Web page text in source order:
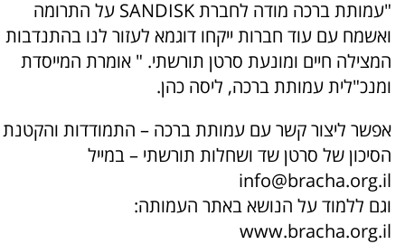
"עמותת ברכה מודה לחברת SANDISK על התרומה
ואשמח עם עוד חברות ייקחו דוגמא לעזור לנו בהתנדבות
המצילה חיים ומונעת סרטן תורשתי. " אומרת המייסדת
ומנכ"לית עמותת ברכה, ליסה כהן.
אפשר ליצור קשר עם עמותת ברכה – התמודדות והקטנת
הסיכון של סרטן שד ושחלות תורשתי – במייל
info@bracha.org.il
וגם ללמוד על הנושא באתר העמותה:
www.bracha.org.il